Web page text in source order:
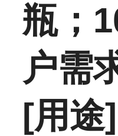
瓶；
户需
[用途